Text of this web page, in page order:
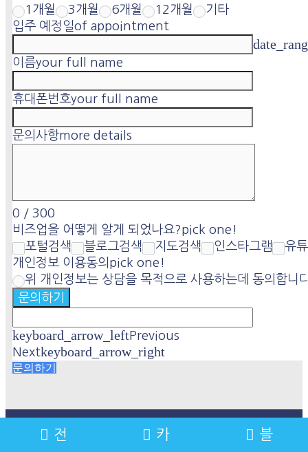
1개월
3개월 6개월 12개월
기타
입주 예정일of appointment
이름your full name
휴대폰번호your full name
문의사항more details
0 / 300
비즈업을 어떻게 알게 되었나요?pick one!
포털검색
블로그검색 지도검색 인스타그램
유
개인정보 이용동의 pick one!
위 개인정보는 상담을 목적으로 사용하는데 동의합니
문의하기
keyboard_arrow_leftPrevious
Nextkeyboard_arrow_right
문의하기
전 카 블